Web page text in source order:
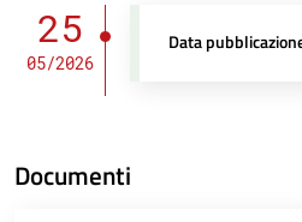
25
05/2026
Data
Documenti